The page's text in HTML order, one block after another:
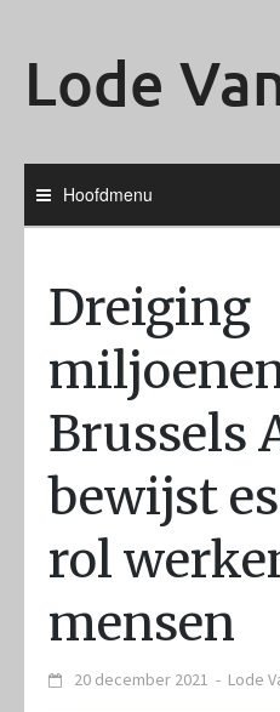
Lode
Hoofdmenu
Dreiging
Brussels
bewijst
rol
mensen
20 december 2021 - Lode